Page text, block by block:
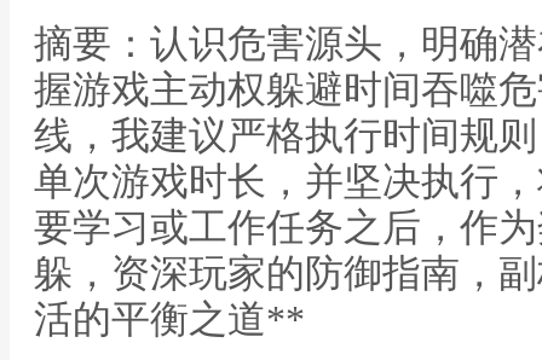
摘要：认识危害源头，明确
握游戏主动权躲避时间吞噬
线，我建议严格执行时间规
单次游戏时长，并坚决执行
要学习或工作任务之后，作
躲，资深玩家的防御指南，
活的平衡之道**